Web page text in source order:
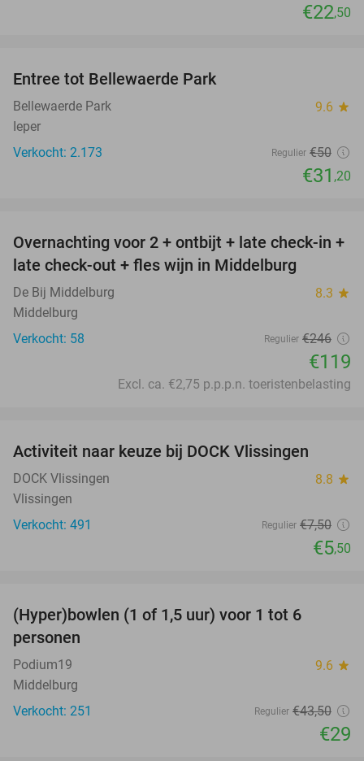
€22,50
Entree tot Bellewaerde Park
Bellewaerde Park 9.6 star
Ieper
Verkocht: 2.173
Regulier €50
€31 ,20
52%
Overnachting voor 2 + ontbijt + late check-in +
late check-out + fles wijn in Middelburg
De Bij Middelburg 8.3 star
Middelburg
Verkocht: 58
Regulier €246
€119
Excl. ca. €2,75 p.p.p.n. toeristenbelasting
Activiteit naar keuze bij DOCK Vlissingen
DOCK Vlissingen 8.8 star
Vlissingen
Verkocht: 491
Regulier €7,50
€5,50
(Hyper)bowlen (1 of 1,5 uur) voor 1 tot 6
personen
Podium19 9.6 star
Middelburg
Verkocht: 251
Regulier €43,50
€29